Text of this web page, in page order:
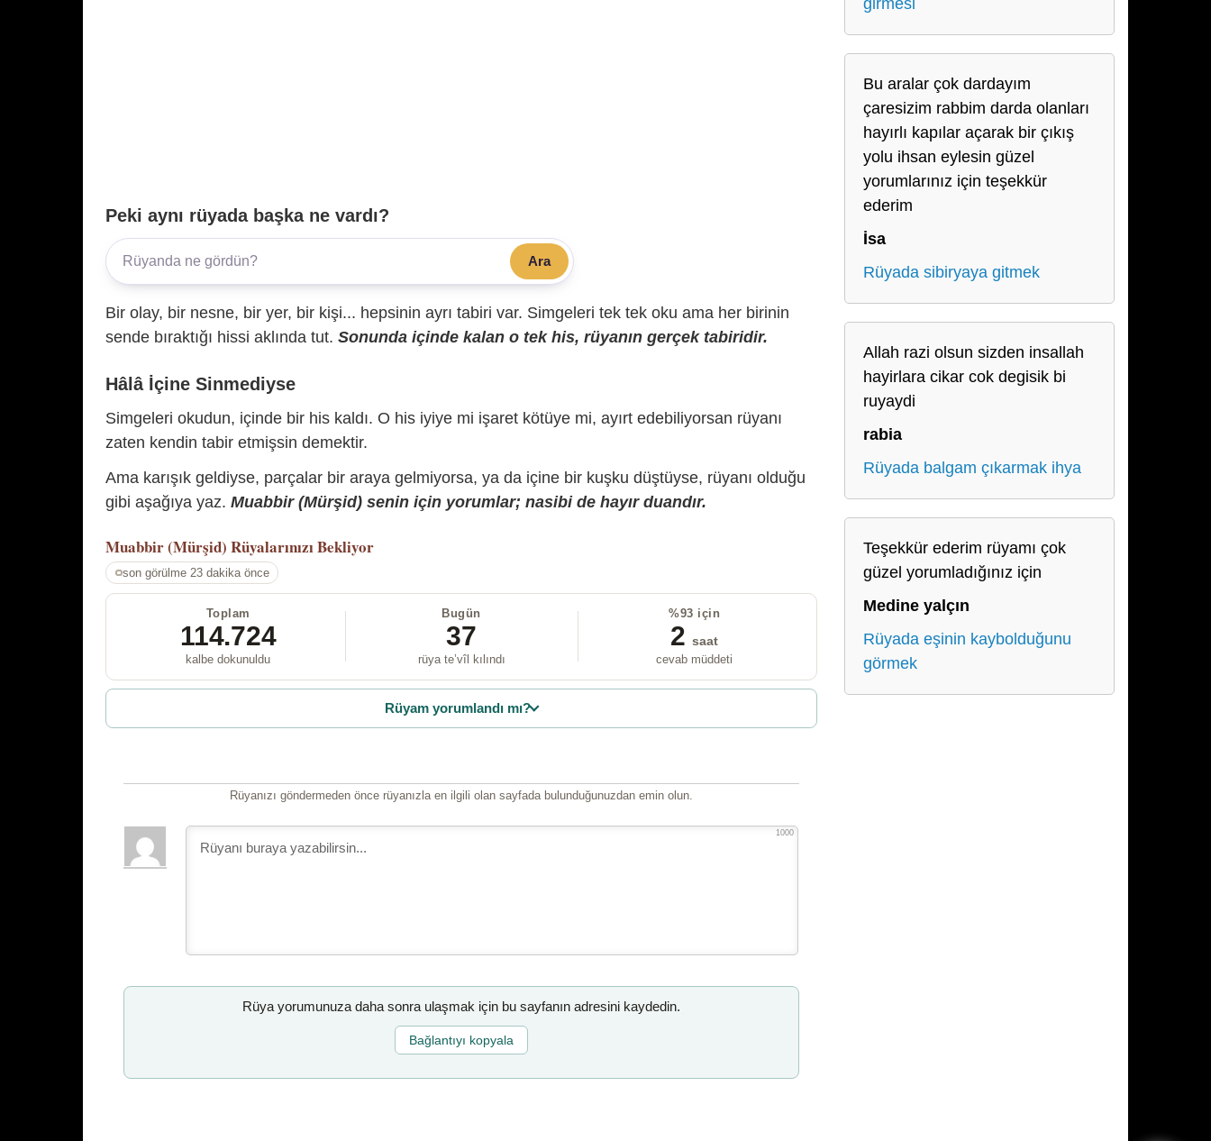
Peki aynı rüyada başka ne vardı?
Ara
Bir olay, bir nesne, bir yer, bir kişi... hepsinin ayrı tabiri var. Simgeleri tek tek oku ama her birinin
sende bıraktığı hissi aklında tut. Sonunda içinde kalan o tek his, rüyanın gerçek tabiridir.
Hâlâ İçine Sinmediyse
Simgeleri okudun, içinde bir his kaldı. O his iyiye mi işaret kötüye mi, ayırt edebiliyorsan rüyanı
zaten kendin tabir etmişsin demektir.
Ama karışık geldiyse, parçalar bir araya gelmiyorsa, ya da içine bir kuşku düştüyse, rüyanı olduğu
gibi aşağıya yaz. Muabbir (Mürşid) senin için yorumlar; nasibi de hayır duandır.
Muabbir (Mürşid) Rüyalarınızı Bekliyor
son görülme 23 dakika önce
Toplam
114.724
kalbe dokunuldu
Bugün
37
rüya te’vîl kılındı
%93 için
2 saat
cevab müddeti
Rüyam yorumlandı mı?
Rüyanızı göndermeden önce rüyanızla en ilgili olan sayfada bulunduğunuzdan emin olun.
1000
Rüya yorumunuza daha sonra ulaşmak için bu sayfanın adresini kaydedin.
Bağlantıyı kopyala
girmesi
Bu aralar çok dardayım
çaresizim rabbim darda olanları
hayırlı kapılar açarak bir çıkış
yolu ihsan eylesin güzel
yorumlarınız için teşekkür
ederim
İsa
Rüyada sibiryaya gitmek
Allah razi olsun sizden insallah
hayirlara cikar cok degisik bi
ruyaydi
rabia
Rüyada balgam çıkarmak ihya
Teşekkür ederim rüyamı çok
güzel yorumladığınız için
Medine yalçın
Rüyada eşinin kaybolduğunu
görmek